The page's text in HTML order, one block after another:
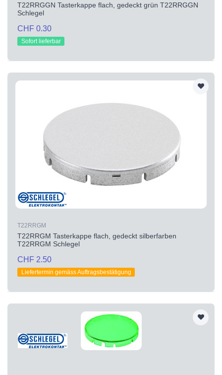
T22RRGGN Tasterkappe flach, gedeckt grün T22RRGGN
Schlegel
CHF 0.30
Sofort lieferbar
T22RRGM
T22RRGM Tasterkappe flach, gedeckt silberfarben
T22RRGM Schlegel
CHF 2.50
Liefertermin gemäss Auftragsbestätigung